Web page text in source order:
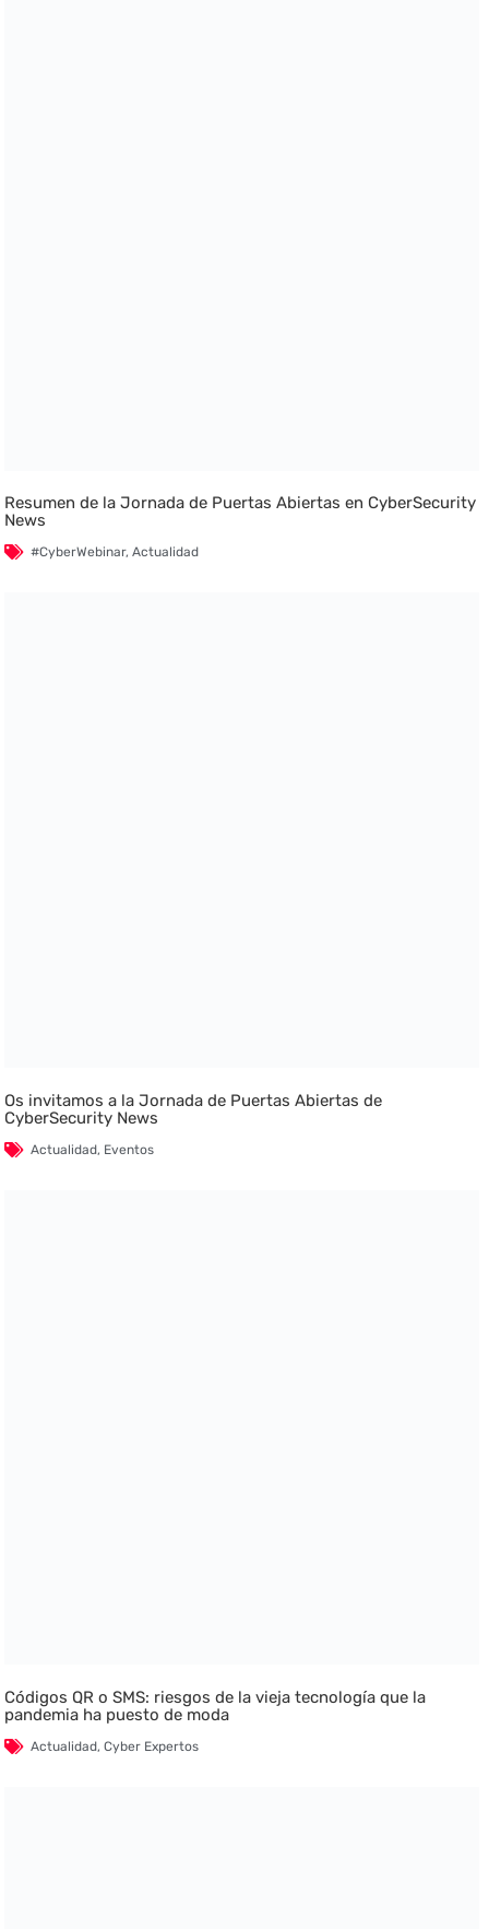
Resumen de la Jornada de Puertas Abiertas en CyberSecurity
News
#CyberWebinar,Actualidad
Os invitamos a la Jornada de Puertas Abiertas de
CyberSecurity News
Actualidad, Eventos
Códigos QR o SMS: riesgos de la vieja tecnología que la
pandemia ha puesto de moda
Actualidad,Cyber Expertos